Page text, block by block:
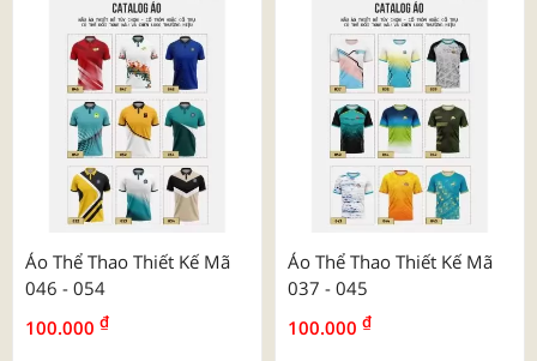
Áo Thể Thao Thiết Kế Mã
046 - 054
100.000 ₫
Áo Thể Thao Thiết Kế Mã
037 - 045
100.000 ₫